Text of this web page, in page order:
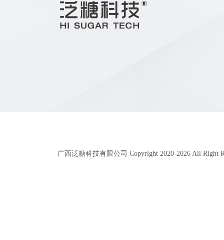
广西泛糖科技有限公司 Copyright 2020-2026 All Right